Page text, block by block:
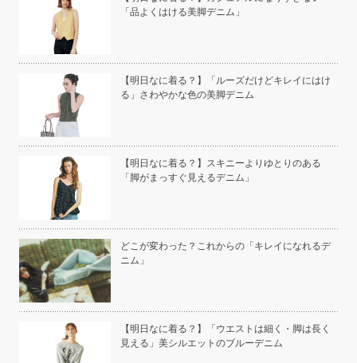
「品よくはける美脚デニム」
【明日なに着る？】「ルーズだけどキレイにはけ
る」さわやかな色の美脚デニム
【明日なに着る？】スキニーよりゆとりのある
「脚がまっすぐ見えるデニム」
どこが変わった？これからの「キレイになれるデ
ニム」
【明日なに着る？】「ウエストは細く・脚は長く
見える」美シルエットのブルーデニム